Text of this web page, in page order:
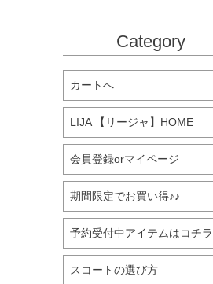
Category
カートへ
LIJA 【リージャ】HOME
会員登録orマイページ
期間限定でお買い得♪♪
予約受付中アイテムはコチラ
スコートの選び方